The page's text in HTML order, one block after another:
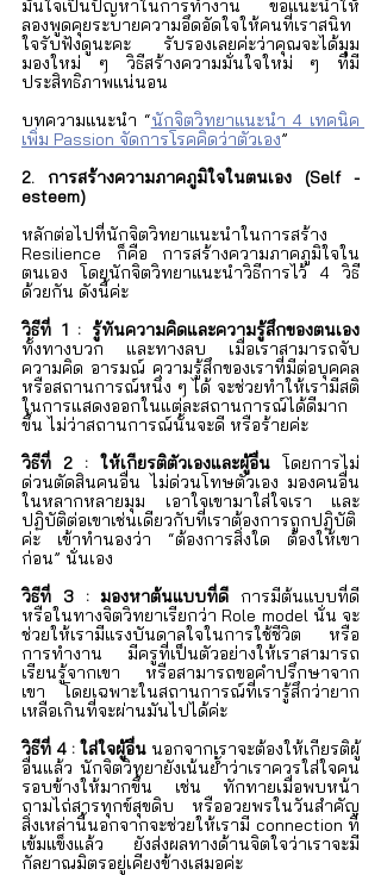
มั่นใจเป็นปัญหาในการทำงาน ขอแนะนำให้
ลองพูดคุยระบายความอึดอัดใจให้คนที่เราสนิท
ใจรับฟังดูนะคะ รับรองเลยค่ะว่าคุณจะได้มุม
มองใหม่ ๆ วิธีสร้างความมั่นใจใหม่ ๆ ที่มี
ประสิทธิภาพแน่นอน
บทความแนะนำ “นักจิตวิทยาแนะนำ 4 เทคนิค
เพิ่ม Passion จัดการโรคคิดว่าตัวเอง”
2. การสร้างความภาคภูมิใจในตนเอง (Self -
esteem)
หลักต่อไปที่นักจิตวิทยาแนะนำในการสร้าง
Resilience ก็คือ การสร้างความภาคภูมิใจใน
ตนเอง โดยนักจิตวิทยาแนะนำวิธีการไว้ 4 วิธี
ด้วยกัน ดังนี้ค่ะ
วิธีที่ 1 : รู้ทันความคิดและความรู้สึกของตนเอง
ทั้งทางบวก และทางลบ เมื่อเราสามารถจับ
ความคิด อารมณ์ ความรู้สึกของเราที่มีต่อบุคคล
หรือสถานการณ์หนึ่ง ๆ ได้ จะช่วยทำให้เรามีสติ
ในการแสดงออกในแต่ละสถานการณ์ได้ดีมาก
ขึ้น ไม่ว่าสถานการณ์นั้นจะดี หรือร้ายค่ะ
วิธีที่ 2 : ให้เกียรติตัวเองและผู้อื่น โดยการไม่
ด่วนตัดสินคนอื่น ไม่ด่วนโทษตัวเอง มองคนอื่น
ในหลากหลายมุม เอาใจเขามาใส่ใจเรา และ
ปฏิบัติต่อเขาเช่นเดียวกับที่เราต้องการถูกปฏิบัติ
ค่ะ เข้าทำนองว่า “ต้องการสิ่งใด ต้องให้เขา
ก่อน” นั่นเอง
วิธีที่ 3 : มองหาต้นแบบที่ดี การมีต้นแบบที่ดี
หรือในทางจิตวิทยาเรียกว่า Role model นั่น จะ
ช่วยให้เรามีแรงบันดาลใจในการใช้ชีวิต หรือ
การทำงาน มีครูที่เป็นตัวอย่างให้เราสามารถ
เรียนรู้จากเขา หรือสามารถขอคำปรึกษาจาก
เขา โดยเฉพาะในสถานการณ์ที่เรารู้สึกว่ายาก
เหลือเกินที่จะผ่านมันไปได้ค่ะ
วิธีที่ 4 : ใส่ใจผู้อื่น นอกจากเราจะต้องให้เกียรติผู้
อื่นแล้ว นักจิตวิทยายังเน้นย้ำว่าเราควรใส่ใจคน
รอบข้างให้มากขึ้น เช่น ทักทายเมื่อพบหน้า
ถามไถ่สารทุกข์สุขดิบ หรืออวยพรในวันสำคัญ
สิ่งเหล่านี้นอกจากจะช่วยให้เรามี connection ที่
เข้มแข็งแล้ว ยังส่งผลทางด้านจิตใจว่าเราจะมี
กัลยาณมิตรอยู่เคียงข้างเสมอค่ะ